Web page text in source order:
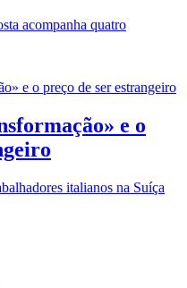
acompanha quatro
e o
italianos na Suíça